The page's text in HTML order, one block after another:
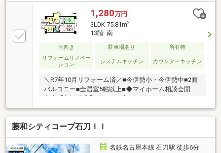
1,280万円
3LDK 75.81m2
13階 南
南向き 駐車場あり
所有権
リフォームリノベー
ション
システムキッチン カウンターキッチン
＼R7年10月リフォーム済／■今伊勢小・今伊勢中■2面
バルコニー■全居室5帖以上■◆マイホーム相談会開催
からお問合せ下さい！
藤和シティコープ石刀ＩＩ
名鉄名古屋本線 石刀駅 徒歩6分